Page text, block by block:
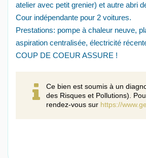
atelier avec petit grenier) et autre abri
Cour indépendante pour 2 voitures.
Prestations: pompe à chaleur neuve,
aspiration centralisée, électricité
COUP DE COEUR ASSURE !
Ce bien est soumis à un
des Risques et Pollutions).
rendez-vous sur https://